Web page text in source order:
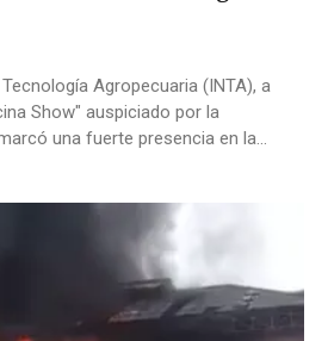
Agropecuaria (INTA), a
Show" auspiciado por la
una fuerte presencia en la...